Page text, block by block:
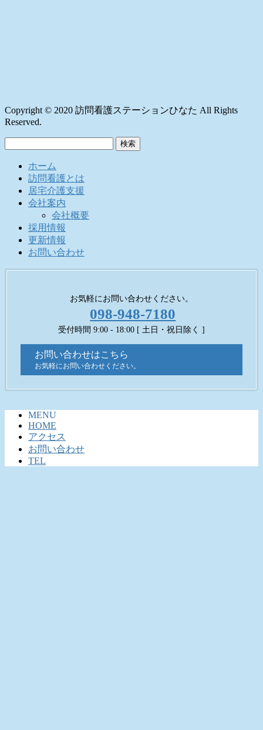
Copyright © 2020 訪問看護ステーションひなた All Rights
Reserved.
ホーム
訪問看護とは
居宅介護支援
会社案内
会社概要
採用情報
更新情報
お問い合わせ
お気軽にお問い合わせください。
098-948-7180
受付時間 9:00 - 18:00 [ 土日・祝日除く ]
お問い合わせはこちら
お気軽にお問い合わせください。
MENU
HOME
アクセス
お問い合わせ
TEL